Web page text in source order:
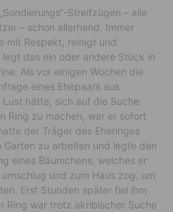
Streifzügen – alle
– schon allerhand. Immer
mit Respekt, reinigt und
das ein oder andere Stück in
Als vor einigen Wochen die
eines Ehepaars aus
hätte, sich auf die Suche
Ring zu machen, war er sofort
der Träger des Eheringes
Garten zu arbeiten und legte den
eines Bäumchens, welches er
und zum Haus zog, um
Erst Stunden später fiel ihm
Ring war trotz akribischer Suche